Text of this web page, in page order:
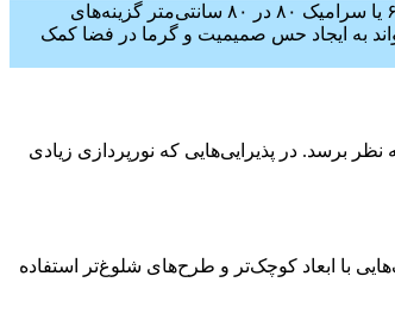
‌هایی با ابعاد بزرگ‌تر استفاده شود. این کار موجب می‌شود محیط دلبازتر و بزرگ‌تر به نظر برسد. سرامیک‌ ۶۰ در ۶۰ یا سرامیک ۸۰ در ۸۰ سانتی‌متر گزینه‌های
از سرامیک‌هایی با ابعاد کوچکتر نیز می‌تواند به ایجاد حس صمیمیت و گرما در فضا کمک
برسد. در پذیرایی‌هایی که نورپردازی زیادی
با ابعاد کوچک‌تر و طرح‌های شلوغ‌تر استفاده